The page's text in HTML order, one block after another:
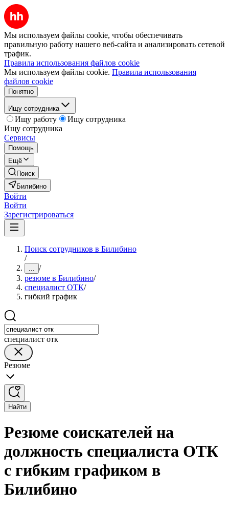
Мы используем файлы cookie, чтобы обеспечивать
правильную работу нашего веб-сайта и анализировать сетевой
трафик.
Правила использования файлов cookie
Мы используем файлы cookie. Правила использования
файлов cookie
Понятно
Ищу сотрудника
Ищу работу
Ищу сотрудника
Ищу сотрудника
Сервисы
Помощь
Ещё
Поиск
Билибино
Войти
Войти
Зарегистрироваться
Поиск сотрудников в Билибино
/
... /
резюме в Билибино/
специалист ОТК/
гибкий график
специалист отк
Резюме
Найти
Резюме соискателей на
должность специалиста ОТК
с гибким графиком в
Билибино